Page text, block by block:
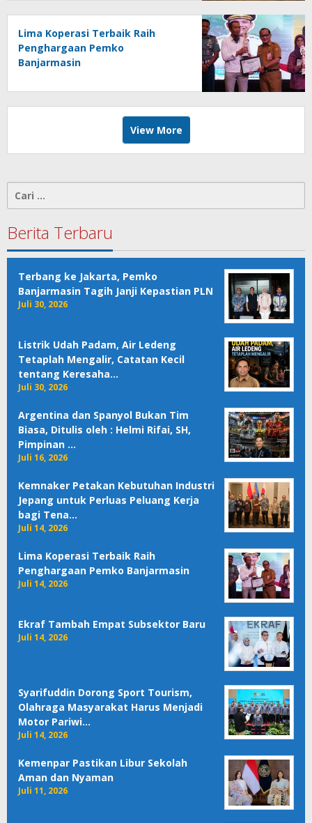
Lima Koperasi Terbaik Raih
Penghargaan Pemko
Banjarmasin
View More
untuk:
Berita Terbaru
Terbang ke Jakarta, Pemko
Banjarmasin Tagih Janji Kepastian PLN
Juli 30, 2026
Listrik Udah Padam, Air Ledeng
Tetaplah Mengalir, Catatan Kecil
tentang Keresaha…
Juli 30, 2026
Argentina dan Spanyol Bukan Tim
Biasa, Ditulis oleh : Helmi Rifai, SH,
Pimpinan …
Juli 16, 2026
Kemnaker Petakan Kebutuhan Industri
Jepang untuk Perluas Peluang Kerja
bagi Tena…
Juli 14, 2026
Lima Koperasi Terbaik Raih
Penghargaan Pemko Banjarmasin
Juli 14, 2026
Ekraf Tambah Empat Subsektor Baru
Juli 14, 2026
Syarifuddin Dorong Sport Tourism,
Olahraga Masyarakat Harus Menjadi
Motor Pariwi…
Juli 14, 2026
Kemenpar Pastikan Libur Sekolah
Aman dan Nyaman
Juli 11, 2026